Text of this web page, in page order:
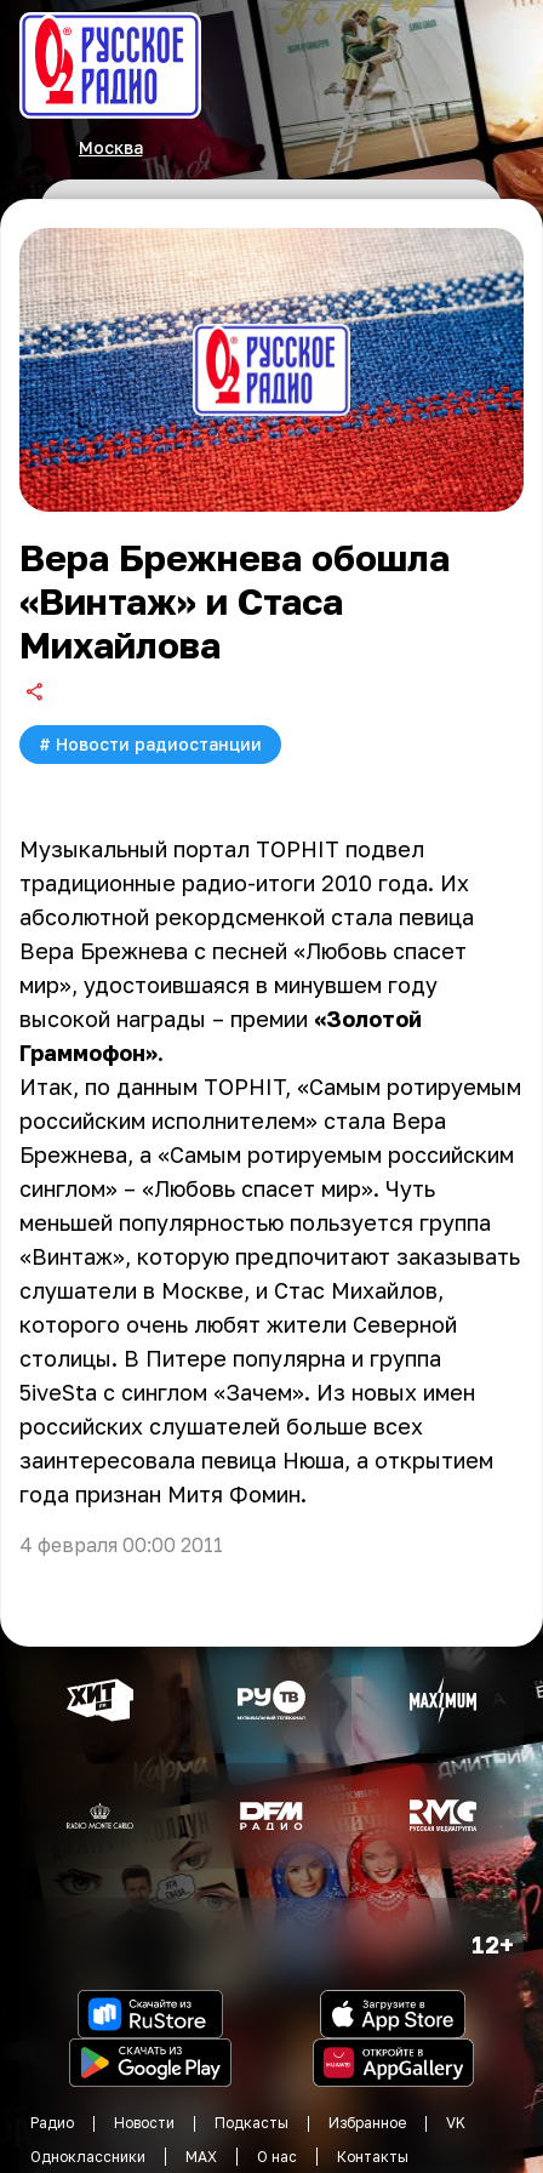
Москва
Вера Брежнева обошла
«Винтаж» и Стаса
Михайлова
# Новости радиостанции
Музыкальный портал TOPHIT подвел
традиционные радио-итоги 2010 года. Их
абсолютной рекордсменкой стала певица
Вера Брежнева с песней «Любовь спасет
мир», удостоившаяся в минувшем году
высокой награды – премии «Золотой
Граммофон».
Итак, по данным TOPHIT, «Самым ротируемым
российским исполнителем» стала Вера
Брежнева, а «Самым ротируемым российским
синглом» – «Любовь спасет мир». Чуть
меньшей популярностью пользуется группа
«Винтаж», которую предпочитают заказывать
слушатели в Москве, и Стас Михайлов,
которого очень любят жители Северной
столицы. В Питере популярна и группа
5iveSta c синглом «Зачем». Из новых имен
российских слушателей больше всех
заинтересовала певица Нюша, а открытием
года признан Митя Фомин.
4 февраля 00:00 2011
12+
Радио Новости Подкасты Избранное
VK
Одноклассники
MAX О нас Контакты